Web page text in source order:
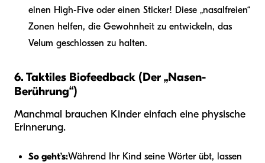
einen High-Five oder einen Sticker! Diese „nasalfreien“
Zonen helfen, die Gewohnheit zu entwickeln, das
Velum geschlossen zu halten.
6. Taktiles Biofeedback (Der „Nasen-
Berührung“)
Manchmal brauchen Kinder einfach eine physische
Erinnerung.
So geht’s:Während Ihr Kind seine Wörter übt, lassen